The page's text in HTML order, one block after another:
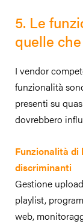
5. Le
quelle
I vendor
funzionalità
presenti su
dovrebbero
Funzionalità
discriminanti
Gestione
playlist,
web,